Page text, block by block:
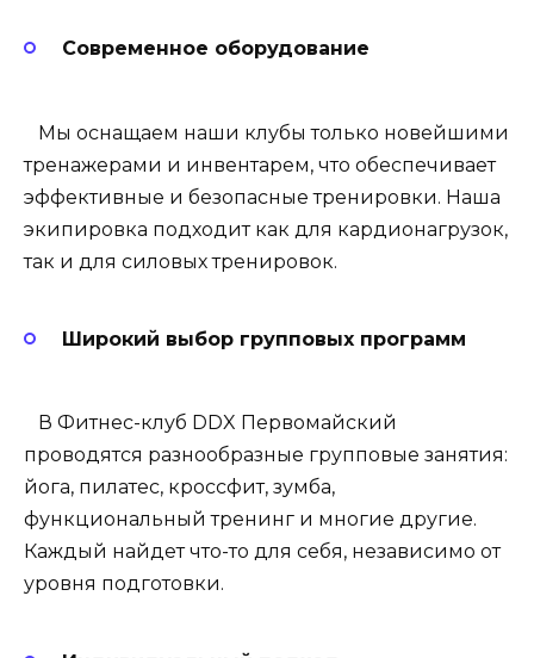
Современное оборудование
Мы оснащаем наши клубы только новейшими
тренажерами и инвентарем, что обеспечивает
эффективные и безопасные тренировки. Наша
экипировка подходит как для кардионагрузок,
так и для силовых тренировок.
Широкий выбор групповых программ
В Фитнес-клуб DDX Первомайский
проводятся разнообразные групповые занятия:
йога, пилатес, кроссфит, зумба,
функциональный тренинг и многие другие.
Каждый найдет что-то для себя, независимо от
уровня подготовки.